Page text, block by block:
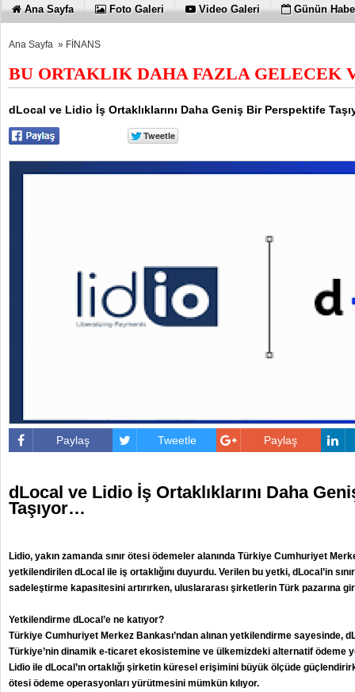
Ana Sayfa Foto Galeri Video Galeri Günün
Ana Sayfa » FİNANS
BU ORTAKLIK DAHA FAZLA GELECEK
dLocal ve Lidio İş Ortaklıklarını Daha Geniş Bir Perspektife
Paylaş Tweetle Paylaş
dLocal ve Lidio İş Ortaklıklarını Daha
Taşıyor…
Lidio, yakın zamanda sınır ötesi ödemeler alanında Türkiye Cumhuriyet
yetkilendirilen dLocal ile iş ortaklığını duyurdu. Verilen bu yetki, dLocal’in
sadeleştirme kapasitesini artırırken, uluslararası şirketlerin Türk pazarına
Yetkilendirme dLocal’e ne katıyor?
Türkiye Cumhuriyet Merkez Bankası’ndan alınan yetkilendirme sayesinde,
Türkiye’nin dinamik e-ticaret ekosistemine ve ülkemizdeki alternatif ödeme
Lidio ile dLocal’ın ortaklığı şirketin küresel erişimini büyük ölçüde
ötesi ödeme operasyonları yürütmesini mümkün kılıyor.